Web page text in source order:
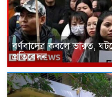
বর্ণবাদের কবলে ভারত,
প্রতিবেদন